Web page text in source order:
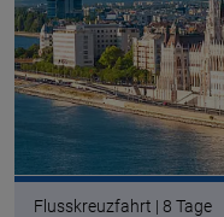
Flusskreuzfahrt | 8 Tage